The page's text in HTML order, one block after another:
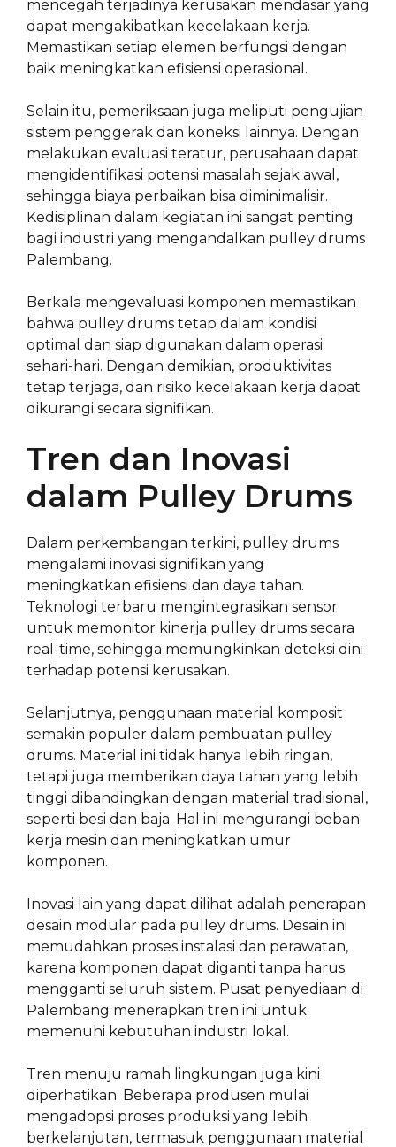
mencegah terjadinya kerusakan mendasar yang
dapat mengakibatkan kecelakaan kerja.
Memastikan setiap elemen berfungsi dengan
baik meningkatkan efisiensi operasional.
Selain itu, pemeriksaan juga meliputi pengujian
sistem penggerak dan koneksi lainnya. Dengan
melakukan evaluasi teratur, perusahaan dapat
mengidentifikasi potensi masalah sejak awal,
sehingga biaya perbaikan bisa diminimalisir.
Kedisiplinan dalam kegiatan ini sangat penting
bagi industri yang mengandalkan pulley drums
Palembang.
Berkala mengevaluasi komponen memastikan
bahwa pulley drums tetap dalam kondisi
optimal dan siap digunakan dalam operasi
sehari-hari. Dengan demikian, produktivitas
tetap terjaga, dan risiko kecelakaan kerja dapat
dikurangi secara signifikan.
Tren dan Inovasi
dalam Pulley Drums
Dalam perkembangan terkini, pulley drums
mengalami inovasi signifikan yang
meningkatkan efisiensi dan daya tahan.
Teknologi terbaru mengintegrasikan sensor
untuk memonitor kinerja pulley drums secara
real-time, sehingga memungkinkan deteksi dini
terhadap potensi kerusakan.
Selanjutnya, penggunaan material komposit
semakin populer dalam pembuatan pulley
drums. Material ini tidak hanya lebih ringan,
tetapi juga memberikan daya tahan yang lebih
tinggi dibandingkan dengan material tradisional,
seperti besi dan baja. Hal ini mengurangi beban
kerja mesin dan meningkatkan umur
komponen.
Inovasi lain yang dapat dilihat adalah penerapan
desain modular pada pulley drums. Desain ini
memudahkan proses instalasi dan perawatan,
karena komponen dapat diganti tanpa harus
mengganti seluruh sistem. Pusat penyediaan di
Palembang menerapkan tren ini untuk
memenuhi kebutuhan industri lokal.
Tren menuju ramah lingkungan juga kini
diperhatikan. Beberapa produsen mulai
mengadopsi proses produksi yang lebih
berkelanjutan, termasuk penggunaan material